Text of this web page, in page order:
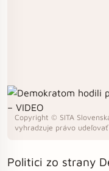
Copyright © SITA
vyhradzuje právo
Politici zo strany